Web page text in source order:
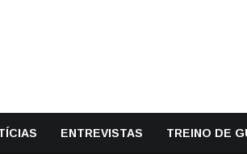
ENTREVISTAS TREINO DE